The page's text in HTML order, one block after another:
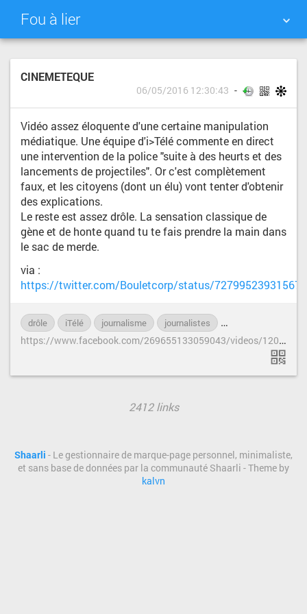
Fou à lier
NUAGE DE TAGS MUR D'IMAGES
CINEMETEQUE
06/05/2016 12:30:43
Vidéo assez éloquente d'une certaine manipulation
médiatique. Une équipe d'i>Télé commente en direct
une intervention de la police "suite à des heurts et des
lancements de projectiles". Or c'est complètement
faux, et les citoyens (dont un élu) vont tenter d'obtenir
des explications.
Le reste est assez drôle. La sensation classique de
gène et de honte quand tu te fais prendre la main dans
le sac de merde.
via :
https://twitter.com/Bouletcorp/status/
drôle iTélé journalisme journalistes
h
ttps://www.facebook.com/269655133059043/videos/1202788673079013/
2412 links
Shaarli - Le gestionnaire de marque-page personnel, minimaliste,
et sans base de données par la communauté Shaarli - Theme by
kalvn